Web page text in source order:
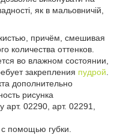
як в мальовничій,
причём, смешивая
количества оттенков.
во влажном состоянии,
закрепления пудрой.
дополнительно
рисунка
02290, арт. 02291,
помощью губки.